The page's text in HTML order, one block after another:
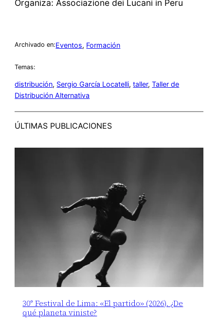
Organiza: Associazione dei Lucani in Peru
Archivado en:Eventos, Formación
Temas:
distribución, Sergio García Locatelli, taller, Taller de
Distribución Alternativa
ÚLTIMAS PUBLICACIONES
30° Festival de Lima: «El partido» (2026). ¿De
qué planeta viniste?